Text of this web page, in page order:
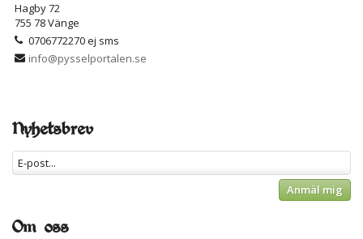
Hagby 72
755 78 Vänge
0706772270 ej sms
info@pysselportalen.se
Nyhetsbrev
Anmäl mig
Om oss